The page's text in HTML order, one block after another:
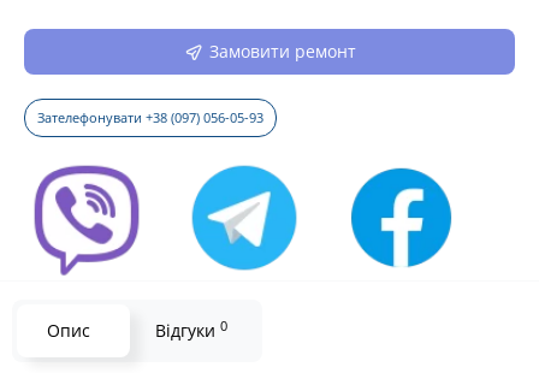
Замовити ремонт
Зателефонувати +38 (097) 056-05-93
Опис Відгуки 0